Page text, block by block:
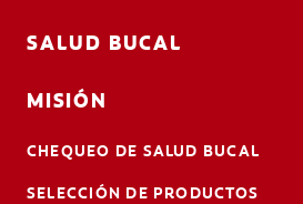
SALUD BUCAL
MISIÓN
CHEQUEO DE SALUD BUCAL
SELECCIÓN DE PRODUCTOS